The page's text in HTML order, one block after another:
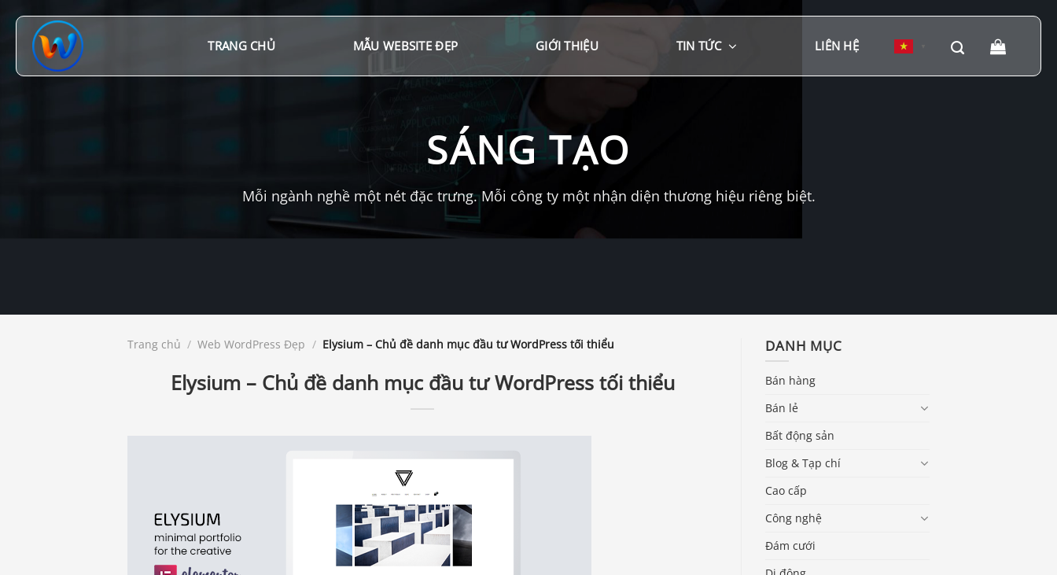
đến
TRANG CHỦ MẪU WEBSITE ĐẸP GIỚI THIỆU TIN TỨC LIÊN HỆ
SÁNG TẠO
Mỗi ngành nghề một nét đặc trưng. Mỗi công ty một nhận diện thương hiệu riêng biệt.
Trang chủ / Web WordPress Đẹp / Elysium – Chủ đề danh mục đầu tư WordPress tối thiểu
Elysium – Chủ đề danh mục đầu tư WordPress tối thiểu
DANH MỤC
Bán hàng
Bán lẻ
Bất động sản
Blog & Tạp chí
Cao cấp
Công nghệ
Đám cưới